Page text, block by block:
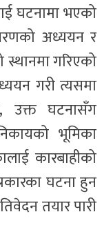
घटनामा भएको
अध्ययन र
स्थानमा गरिएको
गरी त्यसमा
उक्त घटनासँग
भूमिका
कारबाहीको
घटना हुन
तयार पारी